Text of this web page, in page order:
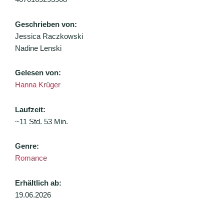
Geschrieben von:
Jessica Raczkowski
Nadine Lenski
Gelesen von:
Hanna Krüger
Laufzeit:
~11 Std. 53 Min.
Genre:
Romance
Erhältlich ab:
19.06.2026